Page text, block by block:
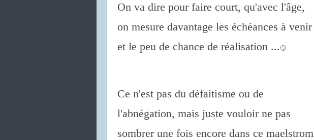
On va dire pour faire court, qu'avec l'âge,
on mesure davantage les échéances à venir
et le peu de chance de réalisation ...🙄
Ce n'est pas du défaitisme ou de
l'abnégation, mais juste vouloir ne pas
sombrer une fois encore dans ce maelstrom